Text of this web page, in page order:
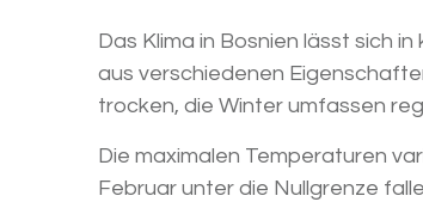
Das Klima in Bosnien lässt sich
aus verschiedenen
trocken, die Winter umfassen
Die maximalen Temperaturen
Februar unter die Nullgrenze